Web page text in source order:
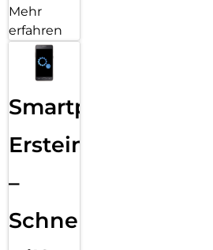
Mehr
erfahren
Smartphone
Ersteinrichtung
–
Schnelle